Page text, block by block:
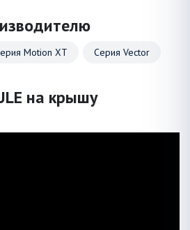
Motion XT Серия Vector
на крышу